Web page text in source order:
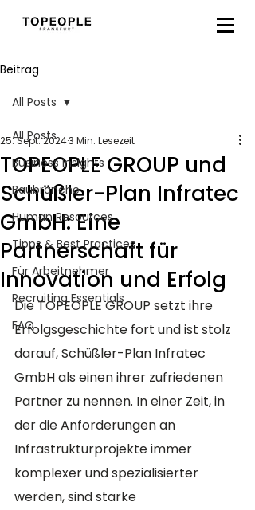
Beitrag
All Posts
Business Insights
Baubranche
Human Resources
Tipps & Best Practices
Für Arbeitnehmer
Recruiting Essentials
FAQ
All Posts
TOPEOPLE GROUP und
Schüßler-Plan Infratec
GmbH: Eine
Partnerschaft für
Innovation und Erfolg
25. Sept. 20243 Min. Lesezeit
Die TOPEOPLE GROUP setzt ihre
Erfolgsgeschichte fort und ist stolz
darauf, Schüßler-Plan Infratec
GmbH als einen ihrer zufriedenen
Partner zu nennen. In einer Zeit, in
der die Anforderungen an
Infrastrukturprojekte immer
komplexer und spezialisierter
werden, sind starke